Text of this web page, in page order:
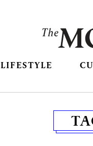
LIFESTYLE